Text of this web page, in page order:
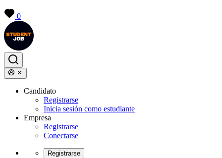
0
Candidato
Registrarse
Inicia sesión como estudiante
Empresa
Registrarse
Conectarse
Registrarse